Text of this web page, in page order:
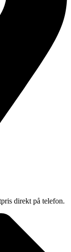
direkt på telefon.